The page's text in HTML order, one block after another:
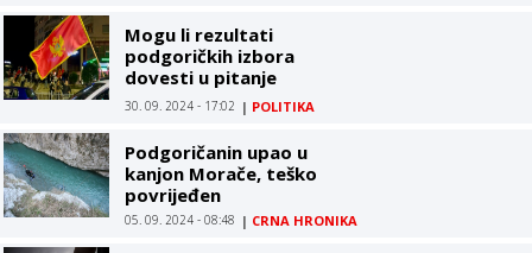
Mogu li rezultati
podgoričkih izbora
dovesti u pitanje
stabilnost vlasti u Crnoj
30. 09. 2024 - 17:02 | POLITIKA
Podgoričanin upao u
kanjon Morače, teško
povrijeđen
05. 09. 2024 - 08:48 | CRNA HRONIKA